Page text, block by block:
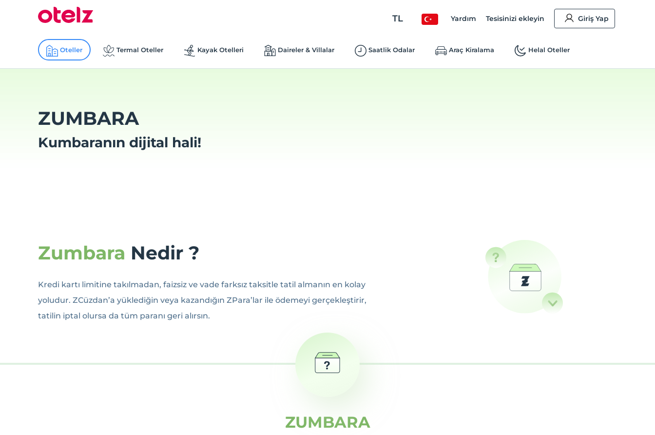
TL Yardım Tesisinizi ekleyin Giriş Yap
Oteller Termal Oteller Kayak Otelleri Daireler & Villalar Saatlik Odalar Araç Kiralama Helal Oteller
ZUMBARA
Kumbaranın dijital hali!
Zumbara Nedir ?
Kredi kartı limitine takılmadan, faizsiz ve vade farksız taksitle tatil almanın en kolay
yoludur. ZCüzdan’a yüklediğin veya kazandığın ZPara’lar ile ödemeyi gerçekleştirir,
tatilin iptal olursa da tüm paranı geri alırsın.
ZUMBARA